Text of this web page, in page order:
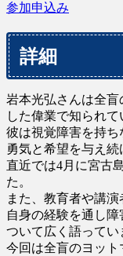
参加申込み
詳細
岩本光弘さんは全
した偉業で知られて
彼は視覚障害を持
勇気と希望を与え続
直近では4月に宮古
た。
また、教育者や講演
自身の経験を通し
ついて広く語ってい
今回は全盲のヨッ